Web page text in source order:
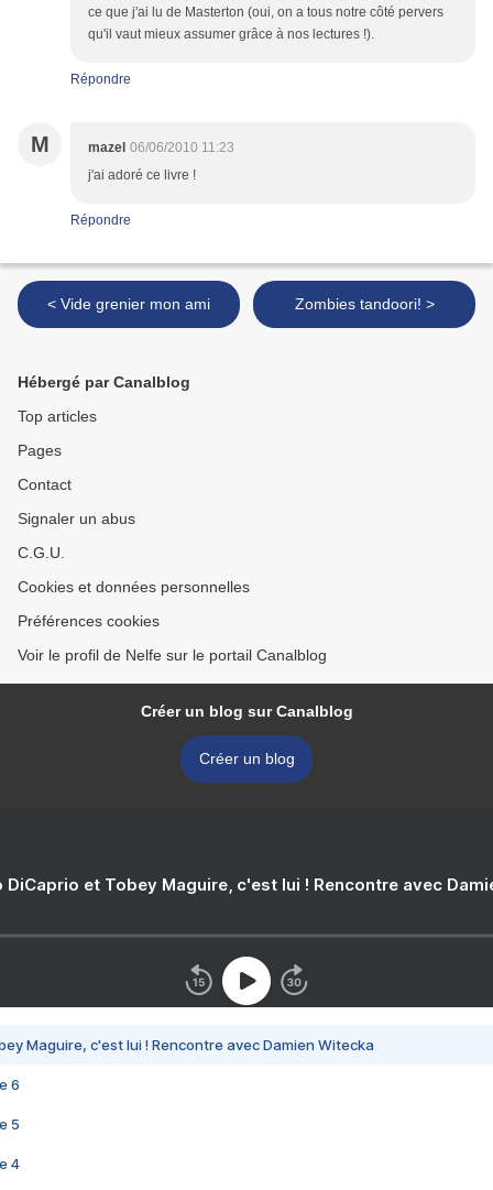
ce que j'ai lu de Masterton (oui, on a tous notre côté pervers
qu'il vaut mieux assumer grâce à nos lectures !).
Répondre
M mazel 06/06/2010 11:23
j'ai adoré ce livre !
Répondre
< Vide grenier mon ami Zombies tandoori! >
Hébergé par Canalblog
Top articles
Pages
Contact
Signaler un abus
C.G.U.
Cookies et données personnelles
Préférences cookies
Voir le profil de Nelfe sur le portail Canalblog
Créer un blog sur Canalblog
Créer un blog
DiCaprio et Tobey Maguire, c'est lui ! Rencontre avec
Maguire, c'est lui ! Rencontre avec Damien Witecka
6
5
4